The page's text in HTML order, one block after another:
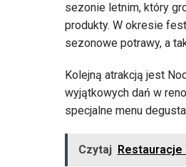
sezonie letnim, który
produkty. W okresie
sezonowe potrawy, a
Kolejną atrakcją jest
wyjątkowych dań w
specjalne menu
Czytaj Restauracje